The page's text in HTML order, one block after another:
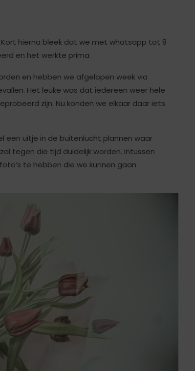
hierna bleek dat we met whatsapp tot 8
en het werkte prima.
en hebben we afgelopen week via
Het leuke was dat iedereen weer hele
zijn. Nu konden we elkaar daar iets
de foto’s.
een uitje in de buitenlucht plannen waar
tegen die tijd duidelijk worden. Intussen
te hebben die we kunnen gaan